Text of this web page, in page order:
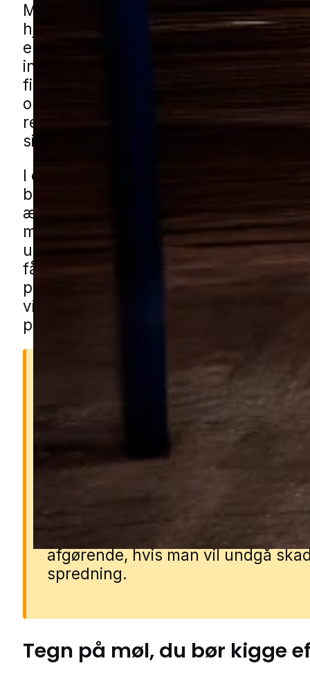
Møl kan hurtigt blive et frustrerende
hjemmet, især når de får ro i skabe,
eller tørre fødevarer over længere tid.
insekter opdages ofte først, når der
fine spind eller små skader i tøj,
opbevarede varer, og derfor er det
reagere tidligt, før problemet får lov
sig.
I en by som Juelsminde ses
blandede boligområder med både nye
ældre huse, hvor skabe, loftrum,
mindre bygninger som skure, garager
udhuse kan give gode gemmesteder.
få mølhjælp i Juelsminde gennem
partnere. Udfyld blot formularen, så
vi dig med en lokal specialist, der kan
problemet og hjælpe med en løsning.
Hvorfor er møl et
Møl kan hurtigt ødelægge tøj,
fødevarer, før man opdager
Larverne lever af materialer som
silke, pels, mel og gryn, og et lille
kan hurtigt udvikle sig til en større
bestand. Derfor er hurtig handling
afgørende, hvis man vil undgå
spredning.
Tegn på møl, du bør kigge